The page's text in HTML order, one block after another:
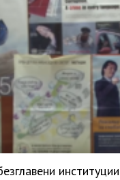
институции